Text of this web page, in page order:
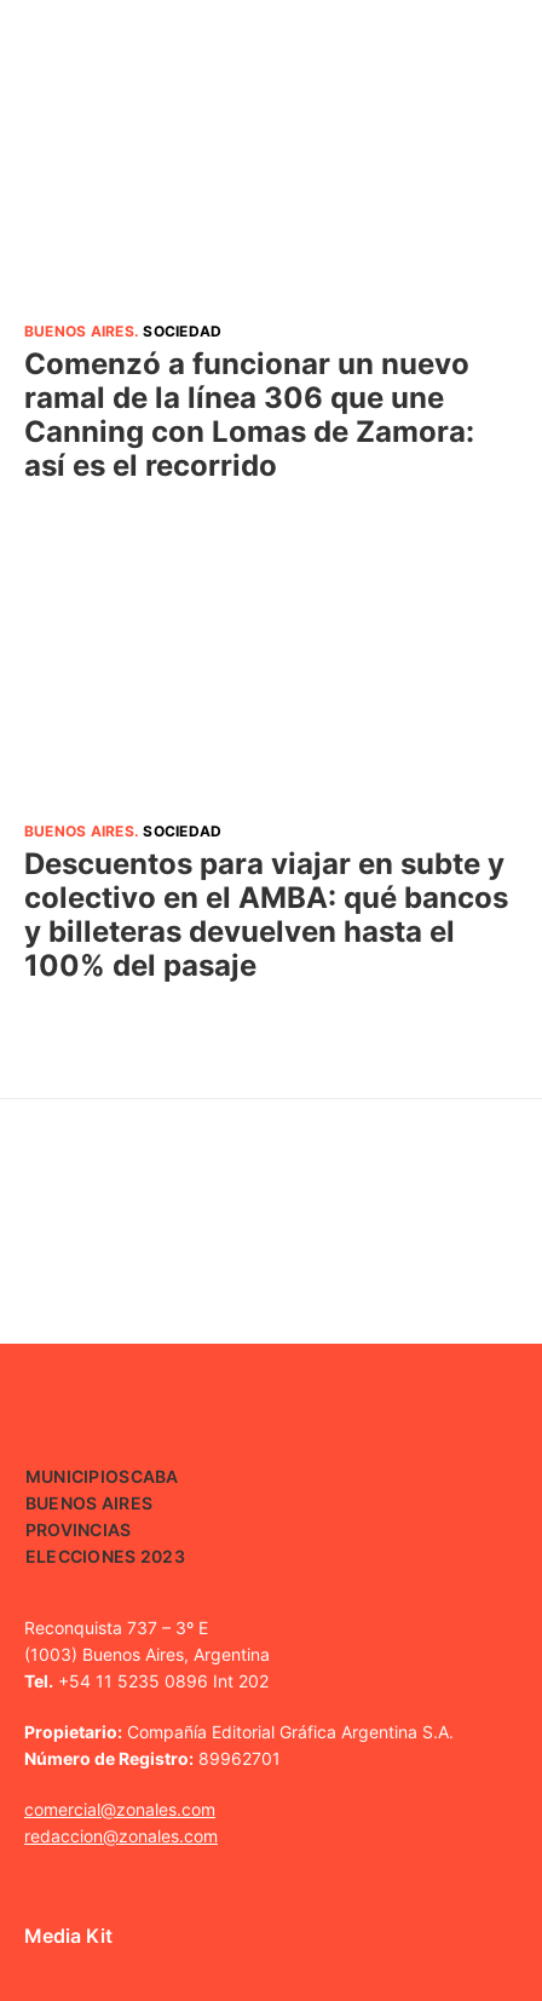
BUENOS AIRES.SOCIEDAD
Comenzó a funcionar un nuevo
ramal de la línea 306 que une
Canning con Lomas de Zamora:
así es el recorrido
BUENOS AIRES.SOCIEDAD
Descuentos para viajar en subte y
colectivo en el AMBA: qué bancos
y billeteras devuelven hasta el
100% del pasaje
MUNICIPIOSCABA
BUENOS AIRES
PROVINCIAS
ELECCIONES 2023
Reconquista 737 – 3º E
(1003) Buenos Aires, Argentina
Tel. +54 11 5235 0896 Int 202
Propietario: Compañía Editorial Gráfica Argentina S.A.
Número de Registro: 89962701
comercial@zonales.com
redaccion@zonales.com
Media Kit